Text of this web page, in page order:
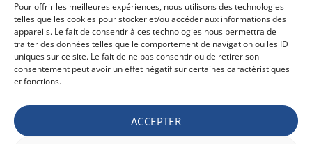
Pour offrir les meilleures expériences, nous utilisons des technologies
telles que les cookies pour stocker et/ou accéder aux informations des
appareils. Le fait de consentir à ces technologies nous permettra de
traiter des données telles que le comportement de navigation ou les ID
uniques sur ce site. Le fait de ne pas consentir ou de retirer son
consentement peut avoir un effet négatif sur certaines caractéristiques
et fonctions.
ACCEPTER
7,20€ TVAC
CONDITIONS GÉNÉRALE DE VENTE ET VIE PRIVÉE
Vie privée
Politique de confidentialité